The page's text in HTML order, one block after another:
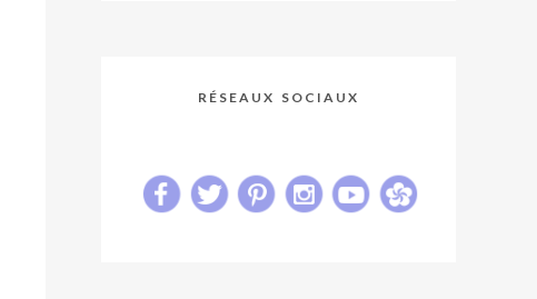
RÉSEAUX SOCIAUX